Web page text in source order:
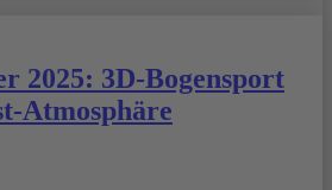
2025: 3D-Bogensport
Atmosphäre